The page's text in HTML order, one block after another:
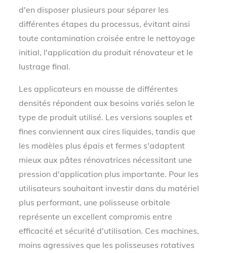
d'en disposer plusieurs pour séparer les
différentes étapes du processus, évitant ainsi
toute contamination croisée entre le nettoyage
initial, l'application du produit rénovateur et le
lustrage final.
Les applicateurs en mousse de différentes
densités répondent aux besoins variés selon le
type de produit utilisé. Les versions souples et
fines conviennent aux cires liquides, tandis que
les modèles plus épais et fermes s'adaptent
mieux aux pâtes rénovatrices nécessitant une
pression d'application plus importante. Pour les
utilisateurs souhaitant investir dans du matériel
plus performant, une polisseuse orbitale
représente un excellent compromis entre
efficacité et sécurité d'utilisation. Ces machines,
moins agressives que les polisseuses rotatives